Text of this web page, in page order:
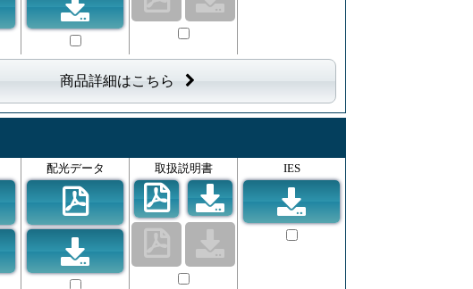
商品詳細はこちら
配光データ 取扱説明書 IES